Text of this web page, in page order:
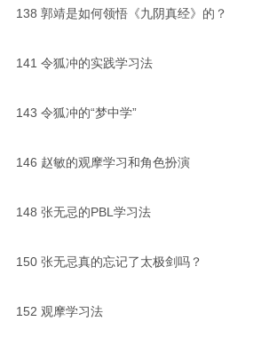
138 郭靖是如何领悟《九阴真经》的？
141 令狐冲的实践学习法
143 令狐冲的“梦中学”
146 赵敏的观摩学习和角色扮演
148 张无忌的PBL学习法
150 张无忌真的忘记了太极剑吗？
152 观摩学习法